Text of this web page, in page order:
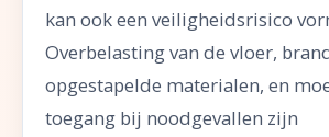
kan ook een veiligheidsrisico
Overbelasting van de vloer,
opgestapelde materialen, en
toegang bij noodgevallen zijn